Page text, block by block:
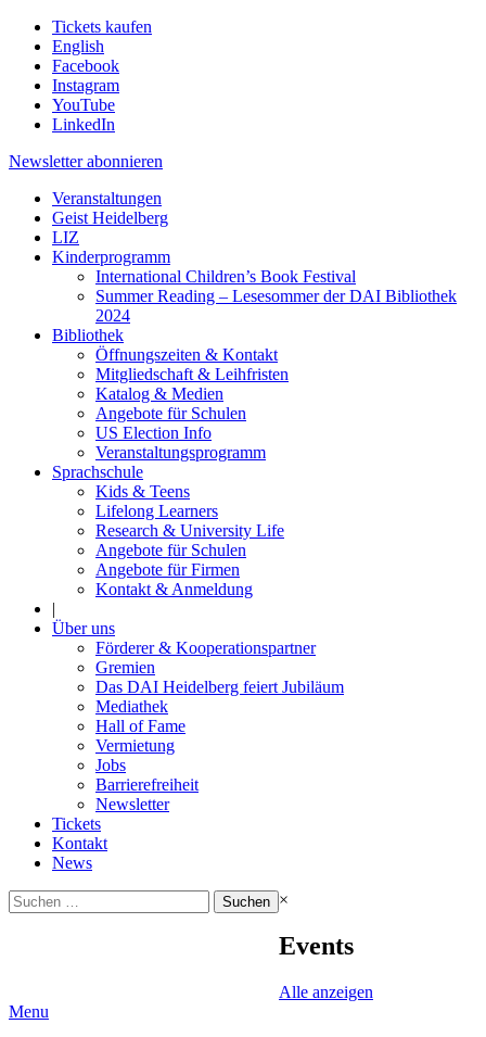
Tickets kaufen
English
Facebook
Instagram
YouTube
LinkedIn
Newsletter abonnieren
Veranstaltungen
Geist Heidelberg
LIZ
Kinderprogramm
International Children’s Book Festival
Summer Reading – Lesesommer der DAI Bibliothek
2024
Bibliothek
Öffnungszeiten & Kontakt
Mitgliedschaft & Leihfristen
Katalog & Medien
Angebote für Schulen
US Election Info
Veranstaltungsprogramm
Sprachschule
Kids & Teens
Lifelong Learners
Research & University Life
Angebote für Schulen
Angebote für Firmen
Kontakt & Anmeldung
|
Über uns
Förderer & Kooperationspartner
Gremien
Das DAI Heidelberg feiert Jubiläum
Mediathek
Hall of Fame
Vermietung
Jobs
Barrierefreiheit
Newsletter
Tickets
Kontakt
News
Suchen
nach:
×
Events
Alle anzeigen
Menu